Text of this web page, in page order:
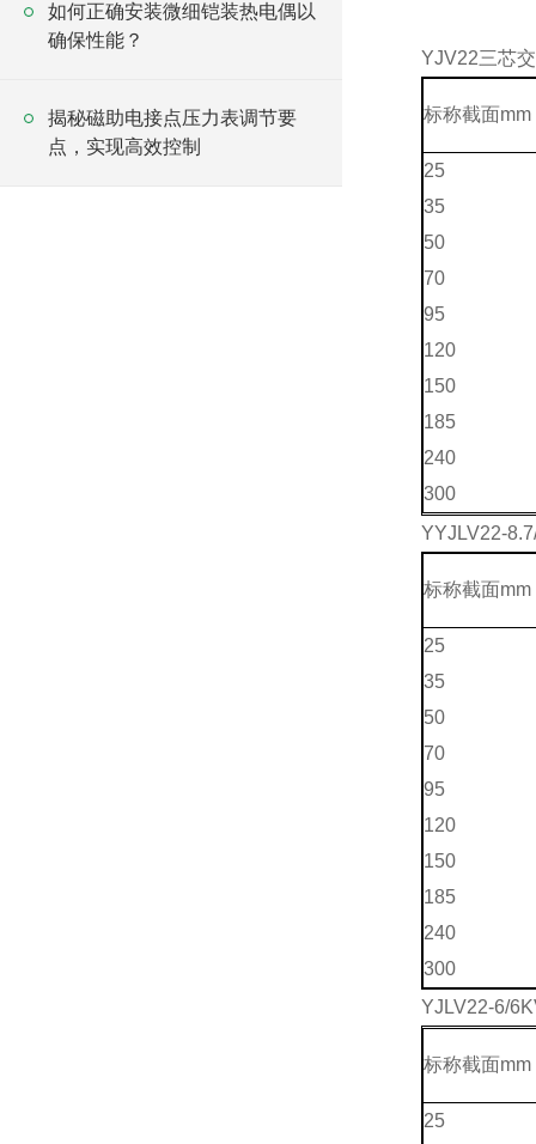
如何正确安装微细铠装热电偶以
确保性能？
揭秘磁助电接点压力表调节要
点，实现高效控制
YJV22三芯
标称截面mm
25
35
50
70
95
120
150
185
240
300
YYJLV22-
标称截面mm
25
35
50
70
95
120
150
185
240
300
YJLV22-6/
标称截面mm
25